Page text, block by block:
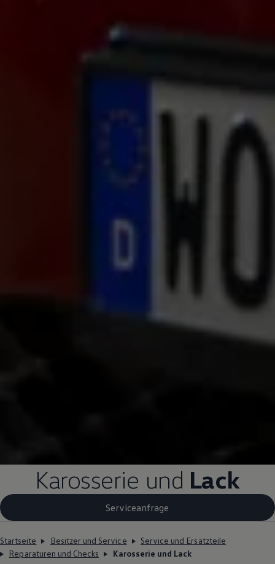
Karosserie und Lack
Serviceanfrage
Startseite Besitzer und Service
Service und Ersatzteile
Reparaturen und Checks
Karosserie und Lack